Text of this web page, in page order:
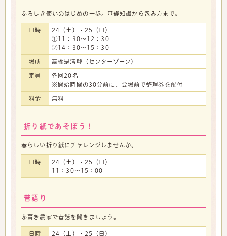
ふろしき使いのはじめの一歩。基礎知識から包み方まで。
日時
24（土）・25（日）
①11：30～12：30
②14：30～15：30
場所 高橋是清邸（センターゾーン）
定員
各回20名
※開始時間の30分前に、会場前で整理券を配付
料金 無料
折り紙であそぼう！
春らしい折り紙にチャレンジしませんか。
日時
24（土）・25（日）
11：30～15：00
昔語り
茅葺き農家で昔話を聞きましょう。
日時
24（土）・25（日）